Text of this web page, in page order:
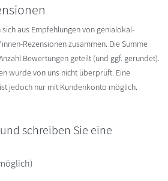
aus Empfehlungen von genialokal-
Rezensionen zusammen. Die Summe
Bewertungen geteilt (und ggf. gerundet).
wurde von uns nicht überprüft. Eine
jedoch nur mit Kundenkonto möglich.
schreiben Sie eine